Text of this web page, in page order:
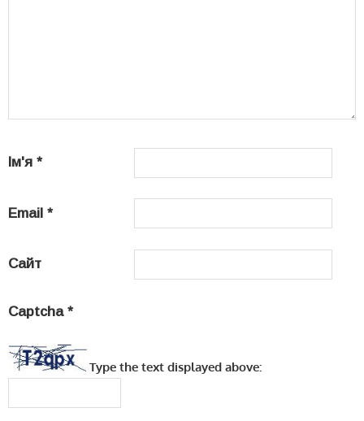
Ім'я *
Email *
Сайт
Captcha *
Type the text displayed above: